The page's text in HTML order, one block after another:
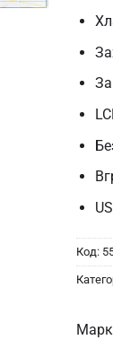
Код: